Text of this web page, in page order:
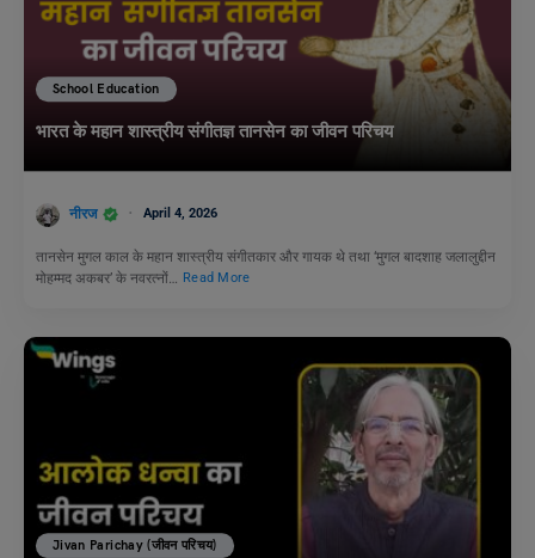
School Education
भारत के महान शास्त्रीय संगीतज्ञ तानसेन का जीवन परिचय
नीरज April 4, 2026
तानसेन मुगल काल के महान शास्त्रीय संगीतकार और गायक थे तथा ‘मुगल बादशाह जलालुद्दीन
मोहम्मद अकबर’ के नवरत्नों…
Read More
Jivan Parichay (जीवन परिचय)